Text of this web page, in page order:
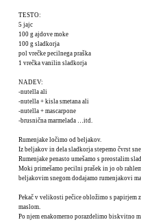
TESTO:
5 jajc
100 g ajdove moke
100 g sladkorja
pol vrečke pecilnega praška
1 vrečka vanilin sladkorja
NADEV:
-nutella ali
-nutella + kisla smetana ali
-nutella + mascarpone
-brusnična marmelada …itd.
Rumenjake ločimo od beljakov.
Iz beljakov in dela sladkorja stepemo čvrst
Rumenjake penasto umešamo s preostalim
Moki primešamo pecilni prašek in jo ob
beljakovim snegom dodajamo rumenjakovi
Pekač v velikosti pečice obložimo s papirjem
maslom.
Po njem enakomerno porazdelimo biskvitno